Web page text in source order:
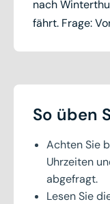
nach
fährt. Frage:
So üben
Achten Sie
Uhrzeiten
abgefragt.
Lesen Sie